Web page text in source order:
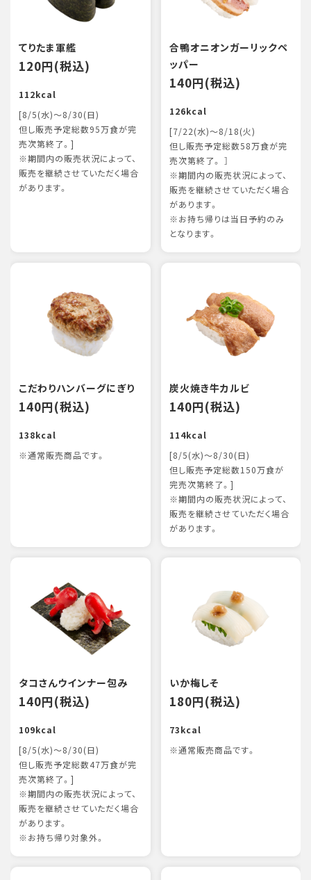
てりたま軍艦
120円(税込)
112kcal
[8/5(水)～8/30(日)
但し販売予定総数95万食が完
売次第終了。]
※期間内の販売状況によって、
販売を継続させていただく場合
があります。
合鴨オニオンガーリックペ
ッパー
140円(税込)
126kcal
[7/22(水)～8/18(火)
但し販売予定総数58万食が完
売次第終了。 ］
※期間内の販売状況によって、
販売を継続させていただく場合
があります。
※お持ち帰りは当日予約のみ
となります。
こだわりハンバーグにぎり
140円(税込)
138kcal
※通常販売商品です。
炭火焼き牛カルビ
140円(税込)
114kcal
[8/5(水)～8/30(日)
但し販売予定総数150万食が
完売次第終了。]
※期間内の販売状況によって、
販売を継続させていただく場合
があります。
タコさんウインナー包み
140円(税込)
109kcal
[8/5(水)～8/30(日)
但し販売予定総数47万食が完
売次第終了。]
※期間内の販売状況によって、
販売を継続させていただく場合
があります。
※お持ち帰り対象外。
いか梅しそ
180円(税込)
73kcal
※通常販売商品です。